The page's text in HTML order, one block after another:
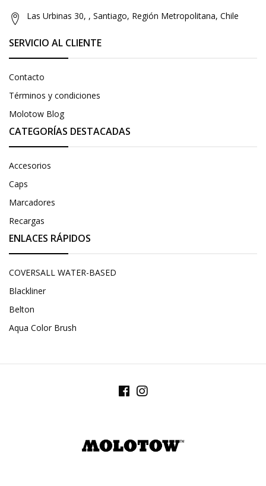
Las Urbinas 30, , Santiago, Región Metropolitana, Chile
SERVICIO AL CLIENTE
Contacto
Términos y condiciones
Molotow Blog
CATEGORÍAS DESTACADAS
Accesorios
Caps
Marcadores
Recargas
ENLACES RÁPIDOS
COVERSALL WATER-BASED
Blackliner
Belton
Aqua Color Brush